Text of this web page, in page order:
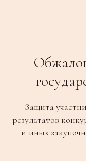
Защита
результатов
и иных